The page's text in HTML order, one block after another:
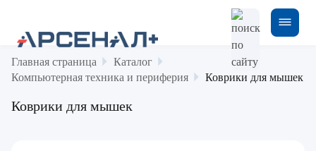
Главная страница
Каталог
Компьютерная техника и периферия
Коврики для мышек
Коврики для мышек